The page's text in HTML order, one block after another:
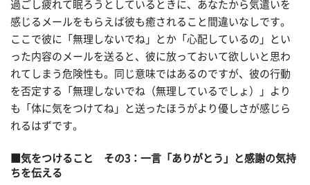
過ごし疲れて眠ろうとしているときに、あなたから気遣いを
感じるメールをもらえば彼も癒されること間違いなしです。
ここで彼に「無理しないでね」とか「心配しているの」とい
った内容のメールを送ると、彼に放っておいて欲しいと思わ
れてしまう危険性も。同じ意味ではあるのですが、彼の行動
を否定する「無理しないでね（無理しているでしょ）」より
も「体に気をつけてね」と送ったほうがより優しさが感じら
れるはずです。
■気をつけること その3：一言「ありがとう」と感謝の気持
ちを伝える